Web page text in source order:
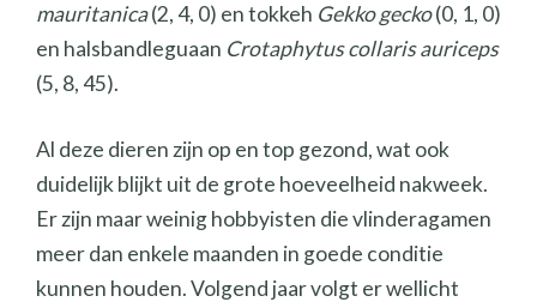
mauritanica(2, 4, 0) en tokkeh Gekko gecko(0, 1, 0)
en halsbandleguaan Crotaphytus collaris auriceps
(5, 8, 45).
Al deze dieren zijn op en top gezond, wat ook
duidelijk blijkt uit de grote hoeveelheid nakweek.
Er zijn maar weinig hobbyisten die vlinderagamen
meer dan enkele maanden in goede conditie
kunnen houden. Volgend jaar volgt er wellicht